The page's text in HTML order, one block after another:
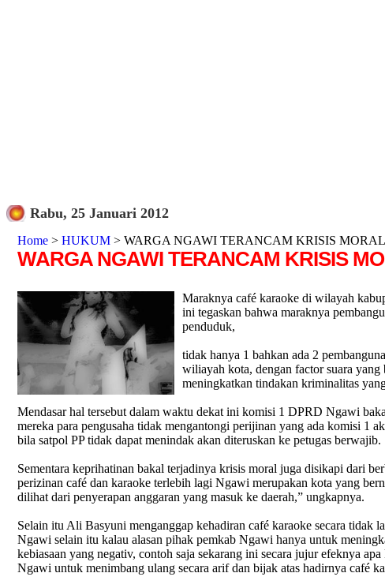
Rabu, 25 Januari 2012
Home > HUKUM > WARGA NGAWI TERANCAM KRISIS MORAL
WARGA NGAWI TERANCAM KRISIS
Maraknya café karaoke di wilayah
ini tegaskan bahwa maraknya
penduduk,
tidak hanya 1 bahkan ada 2
wiliayah kota, dengan factor suara yang
meningkatkan tindakan kriminalitas
Mendasar hal tersebut dalam waktu dekat ini komisi 1 DPRD Ngawi
mereka para pengusaha tidak mengantongi perijinan yang ada komisi 1
bila satpol PP tidak dapat menindak akan diteruskan ke petugas berwajib.
Sementara keprihatinan bakal terjadinya krisis moral juga disikapi dari
perizinan café dan karaoke terlebih lagi Ngawi merupakan kota yang
dilihat dari penyerapan anggaran yang masuk ke daerah,” ungkapnya.
Selain itu Ali Basyuni menganggap kehadiran café karaoke secara
Ngawi selain itu kalau alasan pihak pemkab Ngawi hanya untuk
kebiasaan yang negativ, contoh saja sekarang ini secara jujur efeknya
Ngawi untuk menimbang ulang secara arif dan bijak atas hadirnya café